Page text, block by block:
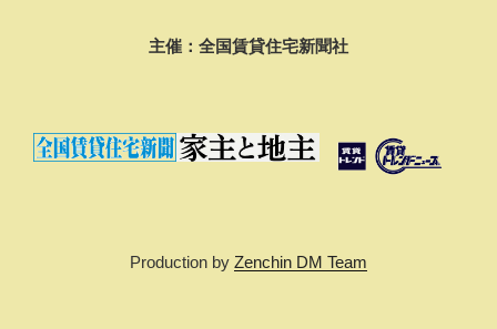
主催：全国賃貸住宅新聞社
Production by Zenchin DM Team